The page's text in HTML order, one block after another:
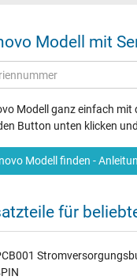
Modell mit
Modell ganz einfach mit
Button unten klicken
Modell finden -
für